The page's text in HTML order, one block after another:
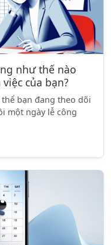
như thế nào
của bạn?
bạn đang theo dõi
một ngày lễ công